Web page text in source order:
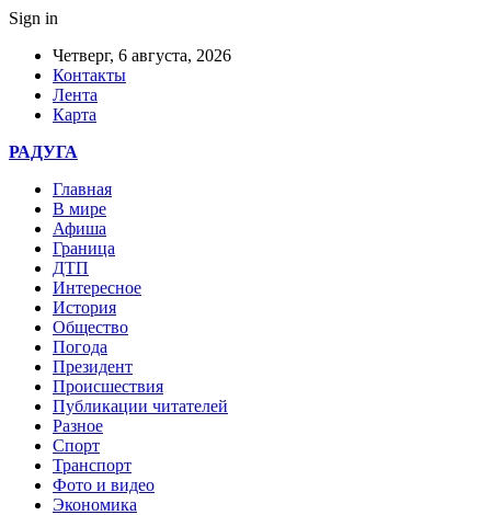
Sign in
Четверг, 6 августа, 2026
Контакты
Лента
Карта
РАДУГА
Главная
В мире
Афиша
Граница
ДТП
Интересное
История
Общество
Погода
Президент
Происшествия
Публикации читателей
Разное
Спорт
Транспорт
Фото и видео
Экономика